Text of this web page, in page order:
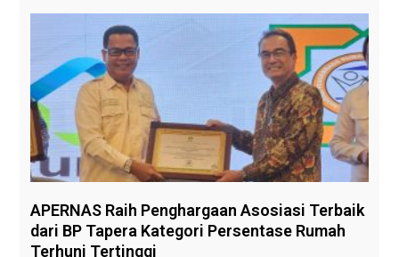
APERNAS Raih Penghargaan Asosiasi Terbaik
dari BP Tapera Kategori Persentase Rumah
Terhuni Tertinggi